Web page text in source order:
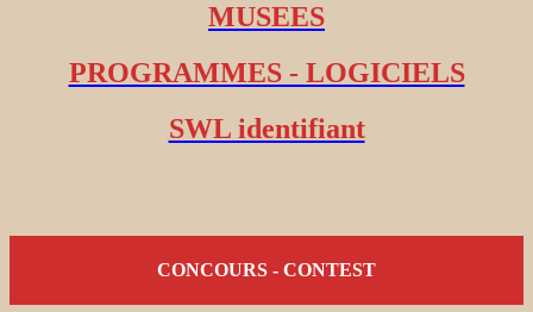
MUSEES
PROGRAMMES - LOGICIELS
SWL identifiant
CONCOURS - CONTEST